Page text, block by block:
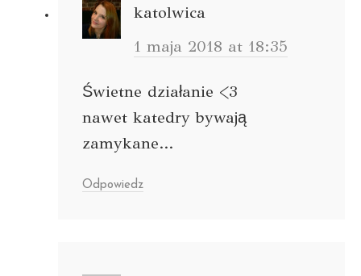
katolwica
1 maja 2018 at 18:35
Świetne działanie <3
nawet katedry bywają
zamykane...
Odpowiedz